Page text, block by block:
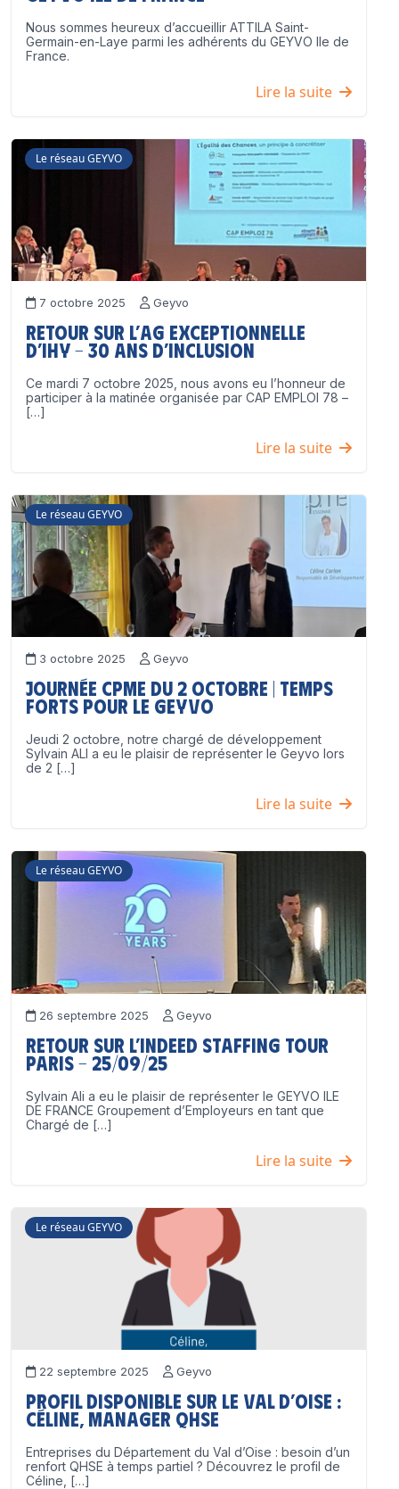
Nous sommes heureux d’accueillir ATTILA Saint-
Germain-en-Laye parmi les adhérents du GEYVO Ile de
France.
Lire la suite
Le réseau GEYVO
7 octobre 2025 Geyvo
Retour sur l’AG exceptionnelle
d’IHY – 30 ans d’inclusion
Ce mardi 7 octobre 2025, nous avons eu l’honneur de
participer à la matinée organisée par CAP EMPLOI 78 –
[…]
Lire la suite
Le réseau GEYVO
3 octobre 2025 Geyvo
Journée CPME du 2 octobre | Temps
forts pour le GEYVO
Jeudi 2 octobre, notre chargé de développement
Sylvain ALI a eu le plaisir de représenter le Geyvo lors
de 2 […]
Lire la suite
Le réseau GEYVO
26 septembre 2025 Geyvo
Retour sur l’Indeed Staffing Tour
Paris – 25/09/25
Sylvain Ali a eu le plaisir de représenter le GEYVO ILE
DE FRANCE Groupement d’Employeurs en tant que
Chargé de […]
Lire la suite
Le réseau GEYVO
22 septembre 2025 Geyvo
Profil disponible sur le Val d’Oise :
Céline, Manager QHSE
Entreprises du Département du Val d’Oise : besoin d’un
renfort QHSE à temps partiel ? Découvrez le profil de
Céline, […]